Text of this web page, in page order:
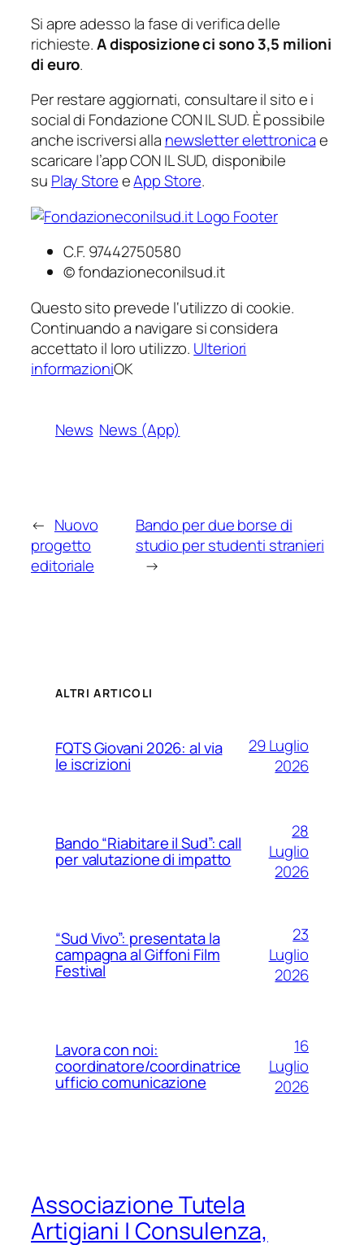
Si apre adesso la fase di verifica delle
richieste.A disposizione ci sono 3,5 milioni
di euro.
Per restare aggiornati, consultare il sito e i
social di Fondazione CON IL SUD. È possibile
anche iscriversi alla newsletter elettronicae
scaricare l’app CON IL SUD, disponibile
su Play StoreeApp Store.
C.F. 97442750580
© fondazioneconilsud.it
Questo sito prevede l‘utilizzo di cookie.
Continuando a navigare si considera
accettato il loro utilizzo. Ulteriori
informazioniOK
News News (App)
← Nuovo
progetto
editoriale
Bando per due borse di
studio per studenti stranieri
→
ALTRI ARTICOLI
FQTS Giovani 2026: al via
le iscrizioni
29 Luglio
2026
Bando “Riabitare il Sud”: call
per valutazione di impatto
28
Luglio
2026
“Sud Vivo”: presentata la
campagna al Giffoni Film
Festival
23
Luglio
2026
Lavora con noi:
coordinatore/coordinatrice
ufficio comunicazione
16
Luglio
2026
Associazione Tutela
Artigiani | Consulenza,